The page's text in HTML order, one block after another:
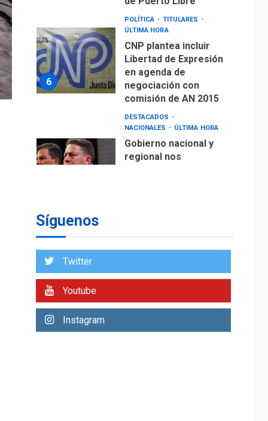
7
DESTACADOS
NACIONALES
Gobierno nacional y
regional nos
respaldaron desde el
primer momento tras
terremotos del 24J
asegura Gustavo
Duque
NACIONALES
TITULARES
ÚLTIMA HORA
2
MUNDIAL DE FÚTBOL 2026
La FIFA se «disculpa»
privatización
Síguenos
Twitter
Youtube
Instagram